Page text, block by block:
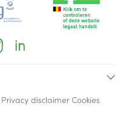
Privacy disclaimer Cookies